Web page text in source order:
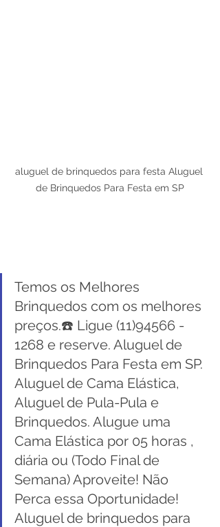
aluguel de brinquedos para festa Aluguel
de Brinquedos Para Festa em SP
Temos os Melhores
Brinquedos com os melhores
preços.☎️ Ligue (11)94566 -
1268 e reserve. Aluguel de
Brinquedos Para Festa em SP.
Aluguel de Cama Elástica,
Aluguel de Pula-Pula e
Brinquedos. Alugue uma
Cama Elástica por 05 horas ,
diária ou (Todo Final de
Semana) Aproveite! Não
Perca essa Oportunidade!
Aluguel de brinquedos para